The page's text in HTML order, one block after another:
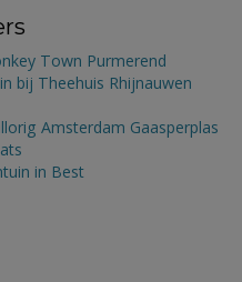
Town Purmerend
bij Theehuis Rhijnauwen
Amsterdam Gaasperplas
in Best